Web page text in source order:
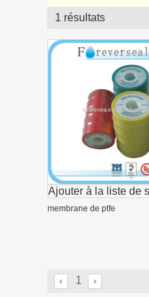
1 résultats
Ajouter à la liste de
membrane de ptfe
1